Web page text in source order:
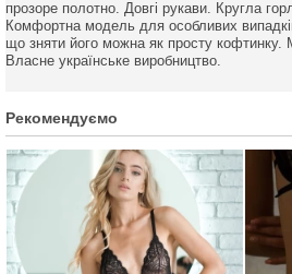
прозоре полотно. Довгі рукави. Кругла
Комфортна модель для особливих
що зняти його можна як просту кофтинку.
Власне українське виробництво.
Рекомендуємо